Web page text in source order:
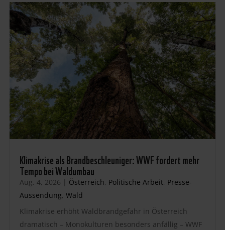
Klimakrise als Brandbeschleuniger: WWF fordert mehr
Tempo bei Waldumbau
Aug. 4, 2026 | Österreich, Politische Arbeit, Presse-
Aussendung, Wald
Klimakrise erhöht Waldbrandgefahr in Österreich
dramatisch – Monokulturen besonders anfällig – WWF